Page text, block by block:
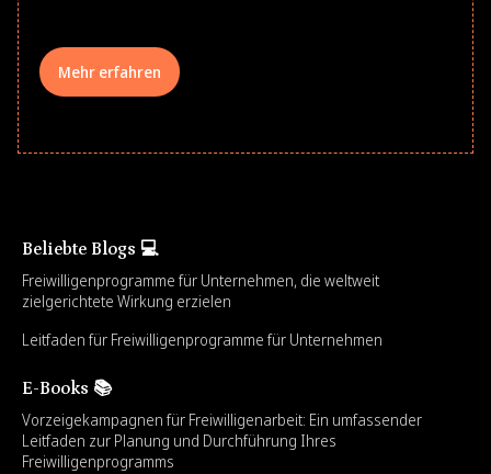
Mehr erfahren
Beliebte Blogs 💻
Freiwilligenprogramme für Unternehmen, die weltweit
zielgerichtete Wirkung erzielen
Leitfaden für Freiwilligenprogramme für Unternehmen
E-Books 📚
Vorzeigekampagnen für Freiwilligenarbeit: Ein umfassender
Leitfaden zur Planung und Durchführung Ihres
Freiwilligenprogramms